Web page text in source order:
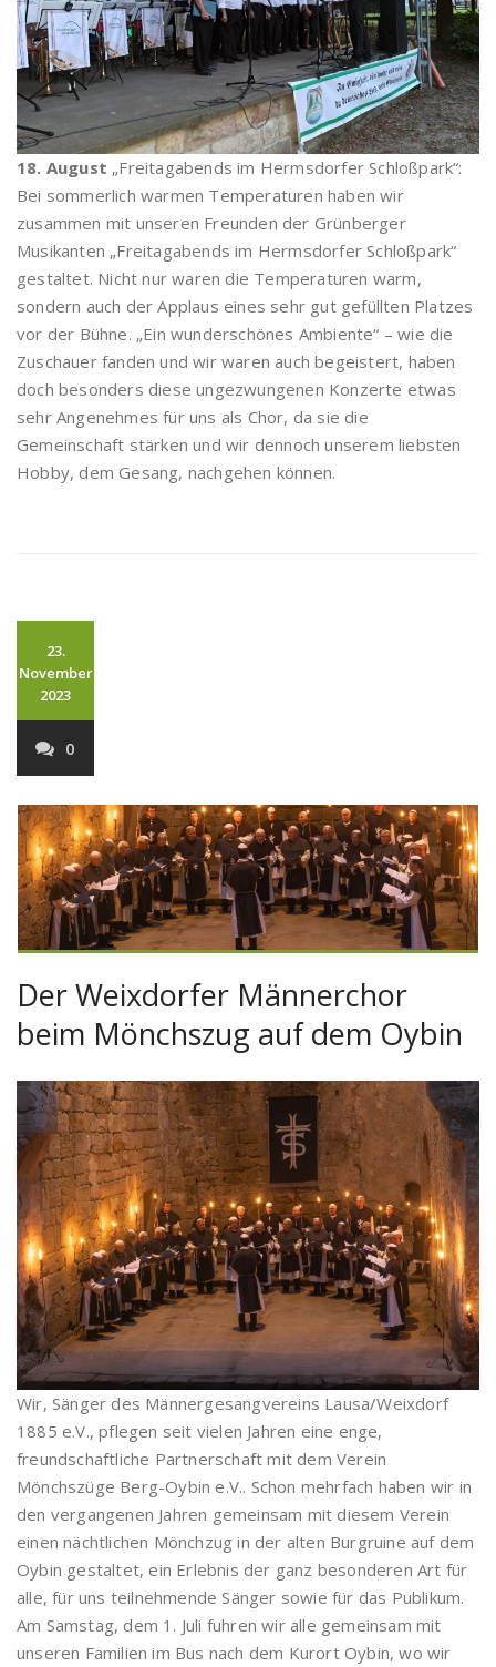
18. August „Freitagabends im Hermsdorfer Schloßpark“:
Bei sommerlich warmen Temperaturen haben wir
zusammen mit unseren Freunden der Grünberger
Musikanten „Freitagabends im Hermsdorfer Schloßpark“
gestaltet. Nicht nur waren die Temperaturen warm,
sondern auch der Applaus eines sehr gut gefüllten Platzes
vor der Bühne. „Ein wunderschönes Ambiente“ – wie die
Zuschauer fanden und wir waren auch begeistert, haben
doch besonders diese ungezwungenen Konzerte etwas
sehr Angenehmes für uns als Chor, da sie die
Gemeinschaft stärken und wir dennoch unserem liebsten
Hobby, dem Gesang, nachgehen können.
23.
November
2023
0
Der Weixdorfer Männerchor
beim Mönchszug auf dem Oybin
Wir, Sänger des Männergesangvereins Lausa/Weixdorf
1885 e.V., pflegen seit vielen Jahren eine enge,
freundschaftliche Partnerschaft mit dem Verein
Mönchszüge Berg-Oybin e.V.. Schon mehrfach haben wir in
den vergangenen Jahren gemeinsam mit diesem Verein
einen nächtlichen Mönchzug in der alten Burgruine auf dem
Oybin gestaltet, ein Erlebnis der ganz besonderen Art für
alle, für uns teilnehmende Sänger sowie für das Publikum.
Am Samstag, dem 1. Juli fuhren wir alle gemeinsam mit
unseren Familien im Bus nach dem Kurort Oybin, wo wir